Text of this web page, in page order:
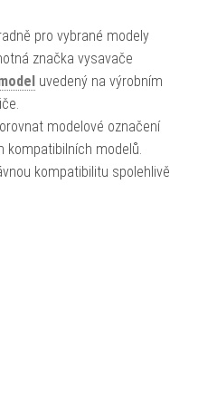
pro vybrané modely
značka vysavače
uvedený na výrobním
modelové označení
kompatibilních modelů.
kompatibilitu spolehlivě